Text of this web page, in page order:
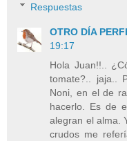
Respuestas
OTRO DÍA
19:17
Hola Juan!!..
tomate?.. jaja..
Noni, en el de
hacerlo. Es de
alegran el alma.
crudos me